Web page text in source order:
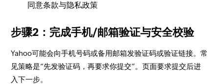
同意条款与隐私政策
步骤2：完成手机/邮箱验证与安全校验
Yahoo可能会向手机号码或备用邮箱发验证码或验证链接。常
见策略是“先发验证码，再要求你提交”。页面要求提交后进
入下一步。